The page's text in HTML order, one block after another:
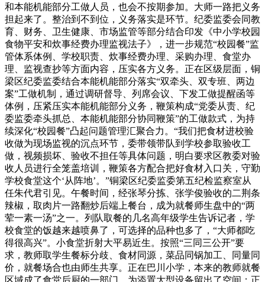
和本能机能部分工做人员，也会不按期参加。大师一路把义务
担起来了。整治到不到位，义务落实是环节。纪委监委会同教
育、财务、卫生健康、市场监管等部分结合印发《中小学校园
食物平安和炊事经费办理监视法子》，进一步规范“校园餐”监
管体系体例、学校职责、炊事经费办理、采购办理、食堂办
理、监视查抄等方面内容，压实各方义务。正在区级层面，铜
梁区纪委监委结合本能机能部分落实“双牵头、双专班、两边
案”工做机制，通过调研督导、列席会议、下发工做提醒函等
体例，压紧压实本能机能部分义务，鞭策构成“党委从责、纪
委监委牵头抓总、本能机能部分协同鞭策”的工做款式，为持
续深化“校园餐”凸起问题管理汇聚合力。“我们把食材进校验
收做为现场监视的沉点环节，委带领带队到学校参取验收工
做，视频损坏、验收不担任等具体问题，明白要求区教委对验
收人员进行全笼盖培训，鞭策各方配合把好食材入口关，守勤
学校食堂这个‘从阵地’。”铜梁区纪委监委第五纪检监察室从
任朱代君引见。午餐时间，经张琴分拣、张学俊验收的二荆条
辣椒，取肉片一路翻炒后端上餐台，成为就餐师生盘中的“两
荤一素一汤”之一。列队取餐的几名高年级学生告诉记者，学
校食堂的饭越来越喷鼻了，可选择的品种也多了，“大师都吃
得很高兴”。小食堂折射大平易近生。按照“三同三公开”要
求，教师取学生餐标分歧、食材同源，菜品同锅加工、同量同
价，就餐场合也由师生共享。正在巴川小学，本来的教师就餐
区域成了食堂后厨的一部门，为添置大型设备留出了空间；正